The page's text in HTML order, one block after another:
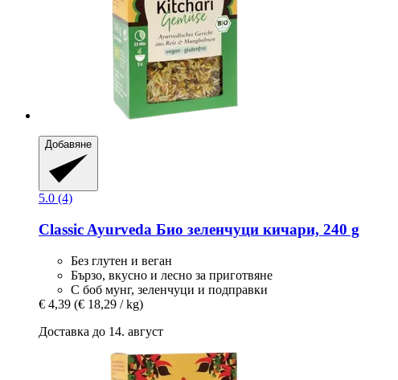
Добавяне
5.0 (4)
Classic Ayurveda Био зеленчуци кичари, 240 g
Без глутен и веган
Бързо, вкусно и лесно за приготвяне
С боб мунг, зеленчуци и подправки
€ 4,39 (€ 18,29 / kg)
Доставка до 14. август